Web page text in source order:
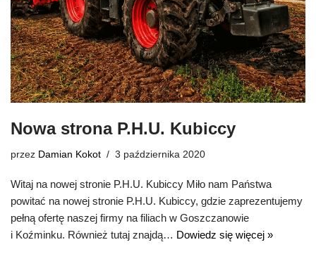
Nowa strona P.H.U. Kubiccy
przez Damian Kokot 3 października 2020
Witaj na nowej stronie P.H.U. Kubiccy Miło nam Państwa
powitać na nowej stronie P.H.U. Kubiccy, gdzie zaprezentujemy
pełną ofertę naszej firmy na filiach w Goszczanowie
i Koźminku. Również tutaj znajdą… Dowiedz się więcej »